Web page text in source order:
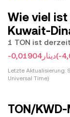
Wie viel
Kuwait-
-دينار0,01904(-
Letzte Aktualisierung:
Universal Time)
TON/